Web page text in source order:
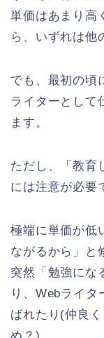
単価はあまり高
ら、いずれは他
でも、最初の頃
ライターとして
ます。
ただし、「教育
には注意が必要
極端に単価が低
ながるから」と
突然「勉強にな
り、Webライタ
ばれたり(仲良